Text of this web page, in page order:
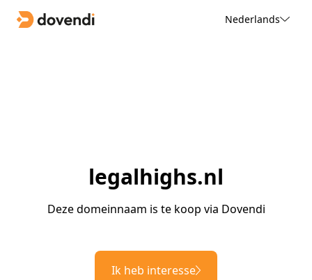
Nederlands
legalhighs.nl
Deze domeinnaam is te koop via Dovendi
Ik heb interesse